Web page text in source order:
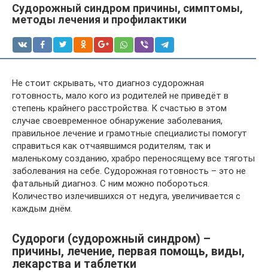
Судорожный синдром причины, симптомы,
методы лечения и профилактики
Не стоит скрывать, что диагноз судорожная
готовность, мало кого из родителей не приведёт в
степень крайнего расстройства. К счастью в этом
случае своевременное обнаружение заболевания,
правильное лечение и грамотные специалисты помогут
справиться как отчаявшимся родителям, так и
маленькому созданию, храбро переносящему все тяготы
заболевания на себе. Судорожная готовность – это не
фатальный диагноз. С ним можно побороться.
Количество излечившихся от недуга, увеличивается с
каждым днём.
Судороги (судорожный синдром) –
причины, лечение, первая помощь, виды,
лекарства и таблетки